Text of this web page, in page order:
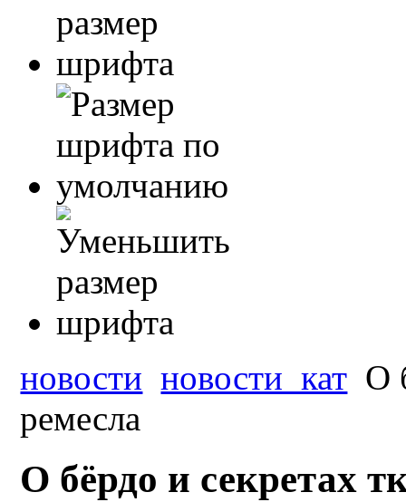
новости новости_кат О
ремесла
О бёрдо и секретах